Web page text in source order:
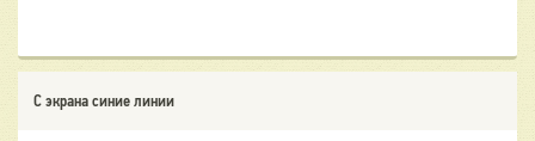
С экрана синие линии